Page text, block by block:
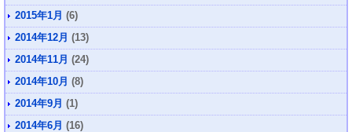
2015年1月 (6)
2014年12月 (13)
2014年11月 (24)
2014年10月 (8)
2014年9月 (1)
2014年6月 (16)